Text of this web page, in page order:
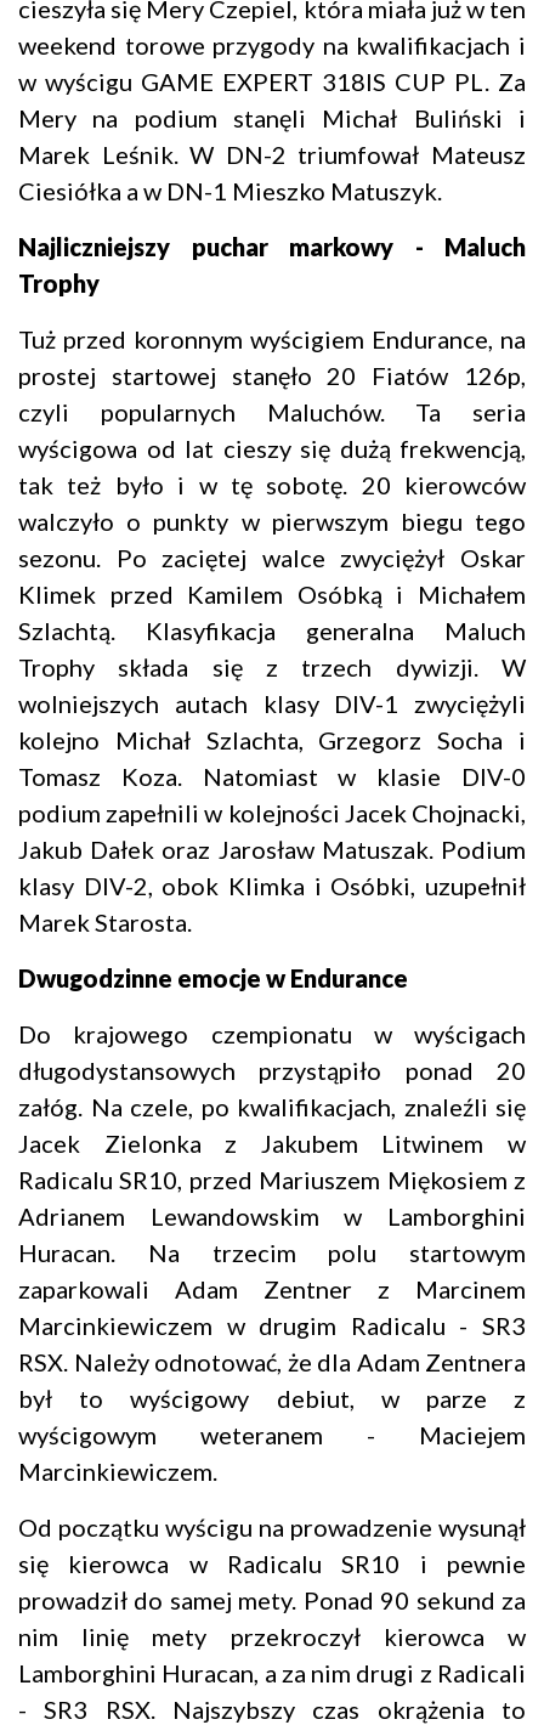
cieszyła się Mery Czepiel, która miała już w ten
weekend torowe przygody na kwalifikacjach i
w wyścigu GAME EXPERT 318IS CUP PL. Za
Mery na podium stanęli Michał Buliński i
Marek Leśnik. W DN-2 triumfował Mateusz
Ciesiółka a w DN-1 Mieszko Matuszyk.
Najliczniejszy puchar markowy - Maluch
Trophy
Tuż przed koronnym wyścigiem Endurance, na
prostej startowej stanęło 20 Fiatów 126p,
czyli popularnych Maluchów. Ta seria
wyścigowa od lat cieszy się dużą frekwencją,
tak też było i w tę sobotę. 20 kierowców
walczyło o punkty w pierwszym biegu tego
sezonu. Po zaciętej walce zwyciężył Oskar
Klimek przed Kamilem Osóbką i Michałem
Szlachtą. Klasyfikacja generalna Maluch
Trophy składa się z trzech dywizji. W
wolniejszych autach klasy DIV-1 zwyciężyli
kolejno Michał Szlachta, Grzegorz Socha i
Tomasz Koza. Natomiast w klasie DIV-0
podium zapełnili w kolejności Jacek Chojnacki,
Jakub Dałek oraz Jarosław Matuszak. Podium
klasy DIV-2, obok Klimka i Osóbki, uzupełnił
Marek Starosta.
Dwugodzinne emocje w Endurance
Do krajowego czempionatu w wyścigach
długodystansowych przystąpiło ponad 20
załóg. Na czele, po kwalifikacjach, znaleźli się
Jacek Zielonka z Jakubem Litwinem w
Radicalu SR10, przed Mariuszem Miękosiem z
Adrianem Lewandowskim w Lamborghini
Huracan. Na trzecim polu startowym
zaparkowali Adam Zentner z Marcinem
Marcinkiewiczem w drugim Radicalu - SR3
RSX. Należy odnotować, że dla Adam Zentnera
był to wyścigowy debiut, w parze z
wyścigowym weteranem - Maciejem
Marcinkiewiczem.
Od początku wyścigu na prowadzenie wysunął
się kierowca w Radicalu SR10 i pewnie
prowadził do samej mety. Ponad 90 sekund za
nim linię mety przekroczył kierowca w
Lamborghini Huracan, a za nim drugi z Radicali
- SR3 RSX. Najszybszy czas okrążenia to